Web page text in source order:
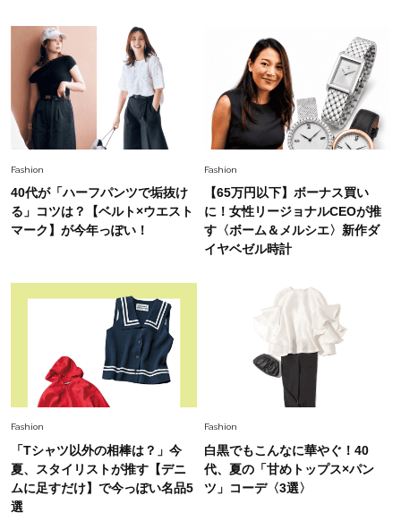
Fashion
中村ゆりさん「40代になり、やっと“仕事以外の
幸福感”に目が向いた」ライフスタイルも、服も
Fashion 2026.7.16
白黒でもこんなに華やぐ！40代、夏の「甘めト
ップス×パンツ」コーデ〈3選〉
Fashion 2026.5.29
40代の夏通勤はこれ１着！「きちんと感」も
「オシャレ」も整うトレンドトップス〈4選〉
Fashion 2026.8.5
オシャレ40代の【ワンピ＆オールインワン】最
旬着こなし3選。地味見え回避のコツは「バッグ
選び」！
Fashion 2026.6.25
Fashion
40代が「ハーフパンツで垢抜け
る」コツは？【ベルト×ウエスト
マーク】が今年っぽい！
Fashion
【65万円以下】ボーナス買い
に！女性リージョナルCEOが推
す〈ボーム＆メルシエ〉新作ダ
イヤベゼル時計
Fashion
「Tシャツ以外の相棒は？」今
夏、スタイリストが推す【デニ
ムに足すだけ】で今っぽい名品5
選
Fashion
白黒でもこんなに華やぐ！40
代、夏の「甘めトップス×パン
ツ」コーデ〈3選〉